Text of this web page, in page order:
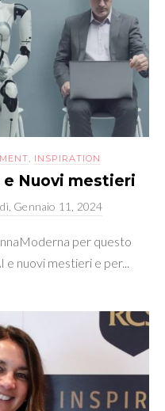
, INSPIRATION
e Nuovi mestieri
Gennaio 11, 2024
per questo
nuovi mestieri e per...